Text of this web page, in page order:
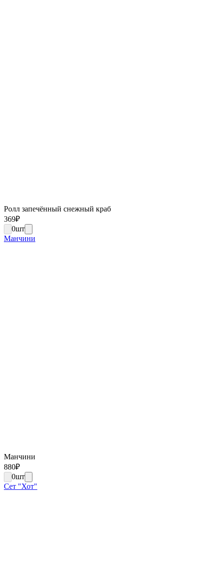
Ролл запечённый снежный краб
369₽
0шт
Манчини
Манчини
880₽
0шт
Сет "Хот"